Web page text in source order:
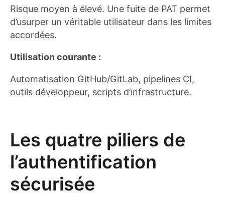
Risque moyen à élevé. Une fuite de PAT permet
d’usurper un véritable utilisateur dans les limites
accordées.
Utilisation courante :
Automatisation GitHub/GitLab, pipelines CI,
outils développeur, scripts d’infrastructure.
Les quatre piliers de
l’authentification
sécurisée